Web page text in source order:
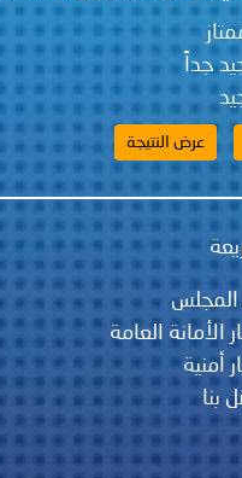
جداً
الأمانة العامة
أمنية
بنا